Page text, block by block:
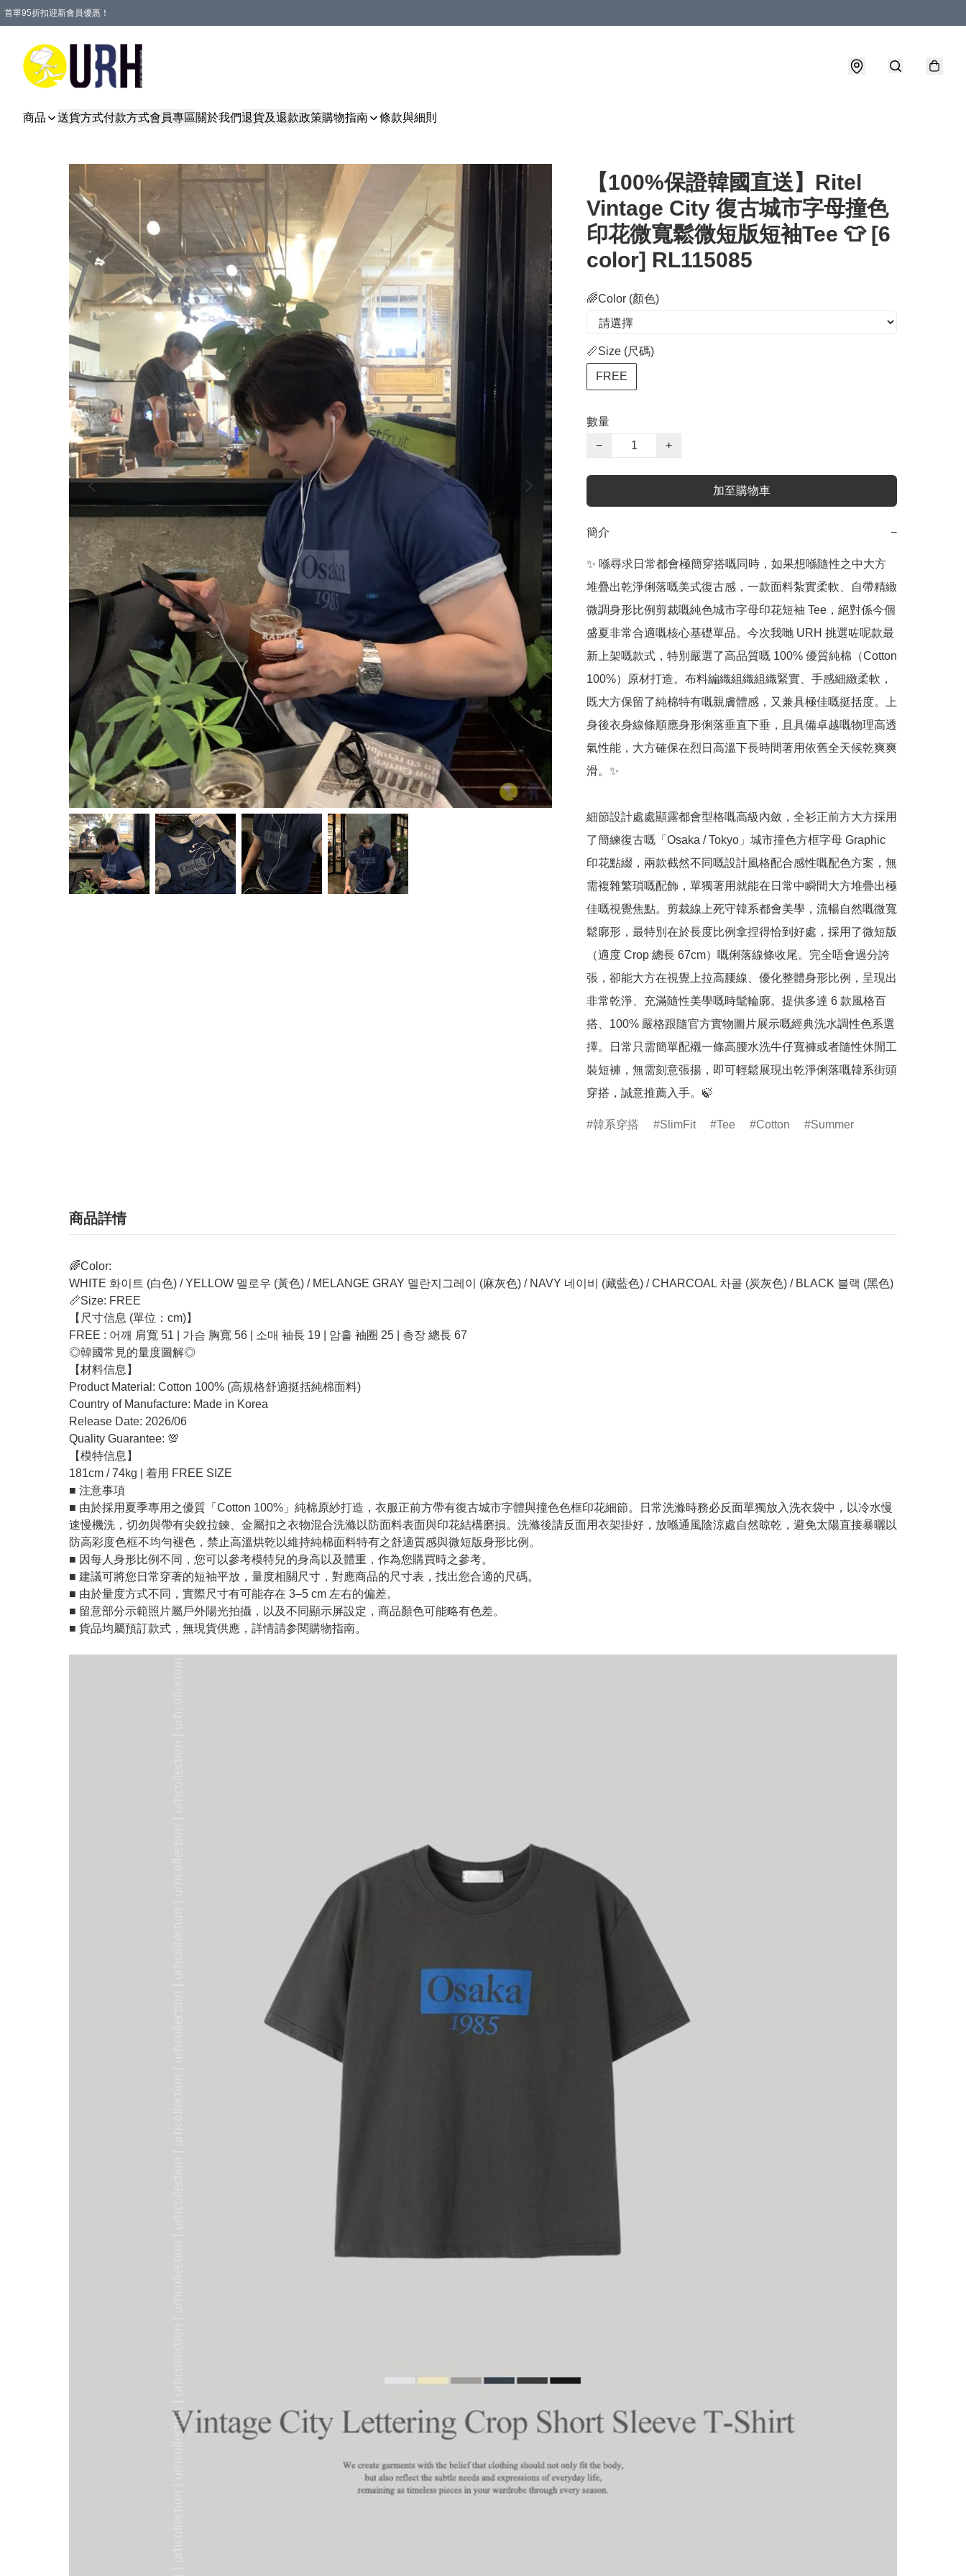
首單95折扣迎新會員優惠！
商品 送貨方式付款方式會員專區關於我們退貨及退款政策購物指南 條款與細則
【100%保證韓國直送】Ritel
Vintage City 復古城市字母撞色
印花微寬鬆微短版短袖Tee 👕 [6
color] RL115085
🌈Color (顏色)
📏Size (尺碼)
FREE
數量
−
+
加至購物車
簡介 −
✨ 喺尋求日常都會極簡穿搭嘅同時，如果想喺隨性之中大方
堆疊出乾淨俐落嘅美式復古感，一款面料紮實柔軟、自帶精緻
微調身形比例剪裁嘅純色城市字母印花短袖 Tee，絕對係今個
盛夏非常合適嘅核心基礎單品。今次我哋 URH 挑選咗呢款最
新上架嘅款式，特別嚴選了高品質嘅 100% 優質純棉（Cotton
100%）原材打造。布料編織組織組織緊實、手感細緻柔軟，
既大方保留了純棉特有嘅親膚體感，又兼具極佳嘅挺括度。上
身後衣身線條順應身形俐落垂直下垂，且具備卓越嘅物理高透
氣性能，大方確保在烈日高溫下長時間著用依舊全天候乾爽爽
滑。✨
細節設計處處顯露都會型格嘅高級內斂，全衫正前方大方採用
了簡練復古嘅「Osaka / Tokyo」城市撞色方框字母 Graphic
印花點綴，兩款截然不同嘅設計風格配合感性嘅配色方案，無
需複雜繁瑣嘅配飾，單獨著用就能在日常中瞬間大方堆疊出極
佳嘅視覺焦點。剪裁線上死守韓系都會美學，流暢自然嘅微寬
鬆廓形，最特別在於長度比例拿捏得恰到好處，採用了微短版
（適度 Crop 總長 67cm）嘅俐落線條收尾。完全唔會過分誇
張，卻能大方在視覺上拉高腰線、優化整體身形比例，呈現出
非常乾淨、充滿隨性美學嘅時髦輪廓。提供多達 6 款風格百
搭、100% 嚴格跟隨官方實物圖片展示嘅經典洗水調性色系選
擇。日常只需簡單配襯一條高腰水洗牛仔寬褲或者隨性休閒工
裝短褲，無需刻意張揚，即可輕鬆展現出乾淨俐落嘅韓系街頭
穿搭，誠意推薦入手。🍃
韓系穿搭 SlimFit Tee Cotton Summer
商品詳情
🌈Color:
WHITE 화이트 (白色) / YELLOW 멜로우 (黃色) / MELANGE GRAY 멜란지그레이 (麻灰色) / NAVY 네이비 (藏藍色) / CHARCOAL 차콜 (炭灰色) / BLACK 블랙 (黑色)
📏Size: FREE
【尺寸信息 (單位：cm)】
FREE : 어깨 肩寬 51 | 가슴 胸寬 56 | 소매 袖長 19 | 암홀 袖圈 25 | 총장 總長 67
◎韓國常見的量度圖解◎
【材料信息】
Product Material: Cotton 100% (高規格舒適挺括純棉面料)
Country of Manufacture: Made in Korea
Release Date: 2026/06
Quality Guarantee: 💯
【模特信息】
181cm / 74kg | 着用 FREE SIZE
■ 注意事項
■ 由於採用夏季專用之優質「Cotton 100%」純棉原紗打造，衣服正前方帶有復古城市字體與撞色色框印花細節。日常洗滌時務必反面單獨放入洗衣袋中，以冷水慢
速慢機洗，切勿與帶有尖銳拉鍊、金屬扣之衣物混合洗滌以防面料表面與印花結構磨損。洗滌後請反面用衣架掛好，放喺通風陰涼處自然晾乾，避免太陽直接暴曬以
防高彩度色框不均勻褪色，禁止高溫烘乾以維持純棉面料特有之舒適質感與微短版身形比例。
■ 因每人身形比例不同，您可以參考模特兒的身高以及體重，作為您購買時之參考。
■ 建議可將您日常穿著的短袖平放，量度相關尺寸，對應商品的尺寸表，找出您合適的尺碼。
■ 由於量度方式不同，實際尺寸有可能存在 3–5 cm 左右的偏差。
■ 留意部分示範照片屬戶外陽光拍攝，以及不同顯示屏設定，商品顏色可能略有色差。
■ 貨品均屬預訂款式，無現貨供應，詳情請参閱購物指南。